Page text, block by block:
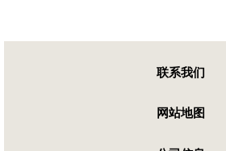
联系我们
网站地图